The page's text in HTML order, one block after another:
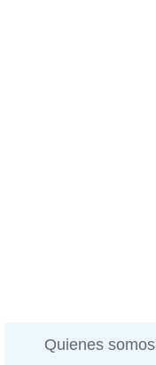
Quienes somos